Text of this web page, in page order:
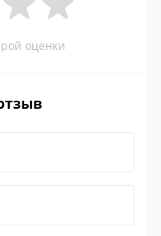
оценки